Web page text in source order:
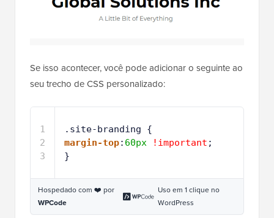
Se isso acontecer, você pode adicionar o seguinte ao
seu trecho de CSS personalizado:
1
2
3
.site-branding {
margin-top: 60px !important ;
}
Hospedado com ❤️ por
WPCode
Uso em 1 clique no
WordPress